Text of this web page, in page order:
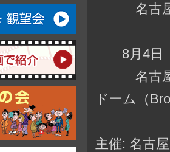
名古屋大
8月4日（
名古屋市
ドーム（
主催: 名古